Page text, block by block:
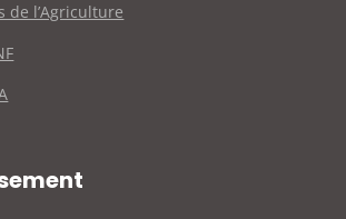
de l’Agriculture